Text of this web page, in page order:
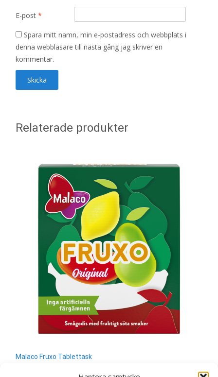
E-post *
Spara mitt namn, min e-postadress och webbplats i
denna webbläsare till nästa gång jag skriver en
kommentar.
Relaterade produkter
Malaco Fruxo Tablettask